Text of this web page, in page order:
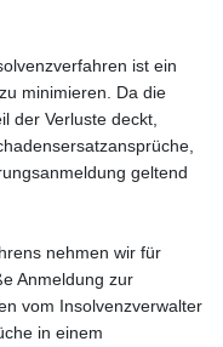
ist ein
minimieren. Da die
der Verluste deckt,
geltend
nehmen wir für
Anmeldung zur
vom Insolvenzverwalter
in einem